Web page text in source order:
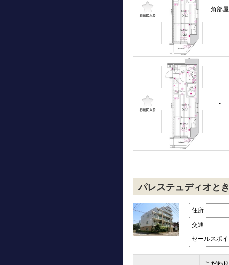
角部屋
-
パレステュディオと
住所
交通
セールスポ